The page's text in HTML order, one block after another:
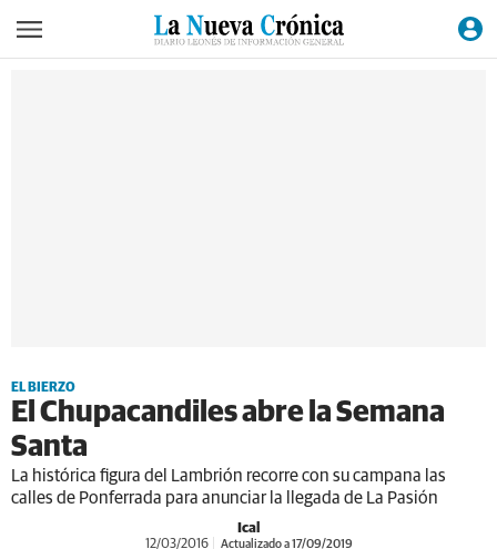
EL BIERZO
El Chupacandiles abre la Semana
Santa
La histórica figura del Lambrión recorre con su campana las
calles de Ponferrada para anunciar la llegada de La Pasión
Ical
12/03/2016 Actualizado a 17/09/2019